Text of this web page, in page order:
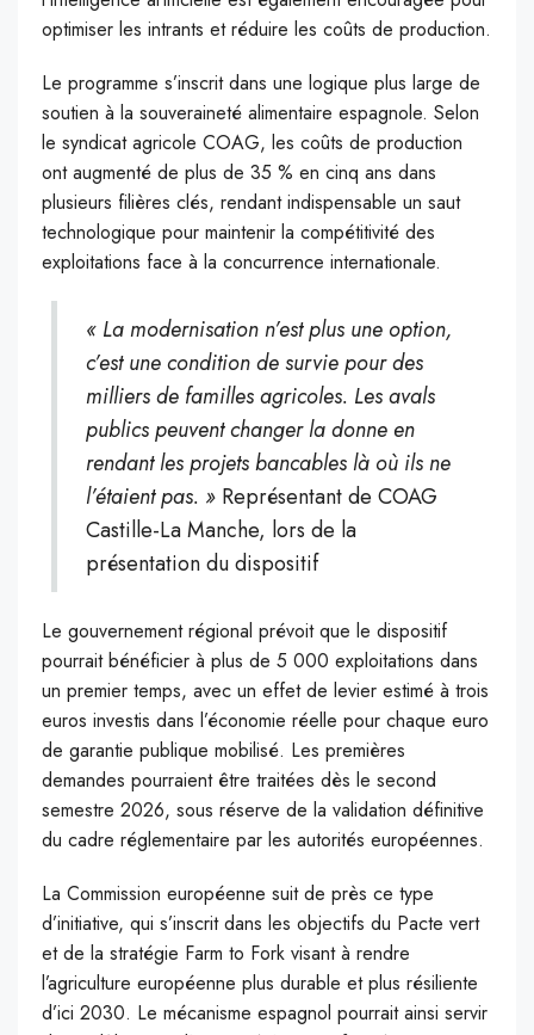
optimiser les intrants et réduire les coûts de production.
Le programme s’inscrit dans une logique plus large de
soutien à la souveraineté alimentaire espagnole. Selon
le syndicat agricole COAG, les coûts de production
ont augmenté de plus de 35 % en cinq ans dans
plusieurs filières clés, rendant indispensable un saut
technologique pour maintenir la compétitivité des
exploitations face à la concurrence internationale.
« La modernisation n’est plus une option,
c’est une condition de survie pour des
milliers de familles agricoles. Les avals
publics peuvent changer la donne en
rendant les projets bancables là où ils ne
l’étaient pas. » Représentant de COAG
Castille-La Manche, lors de la
présentation du dispositif
Le gouvernement régional prévoit que le dispositif
pourrait bénéficier à plus de 5 000 exploitations dans
un premier temps, avec un effet de levier estimé à trois
euros investis dans l’économie réelle pour chaque euro
de garantie publique mobilisé. Les premières
demandes pourraient être traitées dès le second
semestre 2026, sous réserve de la validation définitive
du cadre réglementaire par les autorités européennes.
La Commission européenne suit de près ce type
d’initiative, qui s’inscrit dans les objectifs du Pacte vert
et de la stratégie Farm to Fork visant à rendre
l’agriculture européenne plus durable et plus résiliente
d’ici 2030. Le mécanisme espagnol pourrait ainsi servir